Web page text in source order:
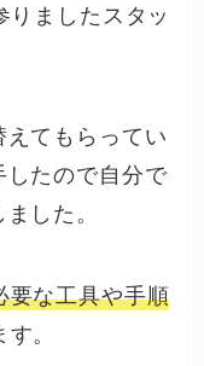
りましたスタッ
てもらってい
したので自分で
した。
要な工具や手順
。